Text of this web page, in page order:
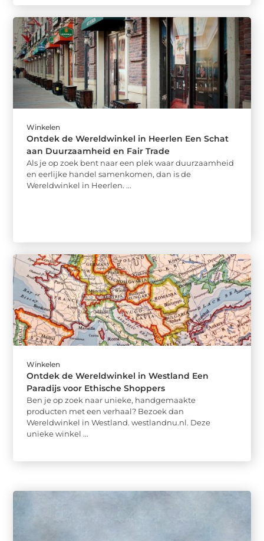
Winkelen
Ontdek de Wereldwinkel in Heerlen Een Schat
aan Duurzaamheid en Fair Trade
Als je op zoek bent naar een plek waar duurzaamheid
en eerlijke handel samenkomen, dan is de
Wereldwinkel in Heerlen. ...
Winkelen
Ontdek de Wereldwinkel in Westland Een
Paradijs voor Ethische Shoppers
Ben je op zoek naar unieke, handgemaakte
producten met een verhaal? Bezoek dan
Wereldwinkel in Westland. westlandnu.nl. Deze
unieke winkel ...